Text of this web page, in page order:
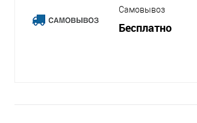
Самовывоз
Бесплатно